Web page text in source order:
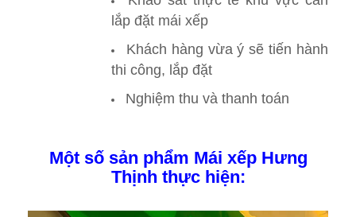
lắp đặt mái xếp
Khách hàng vừa ý sẽ tiến hành
thi công, lắp đặt
Nghiệm thu và thanh toán
Một số sản phẩm Mái xếp Hưng
Thịnh thực hiện: